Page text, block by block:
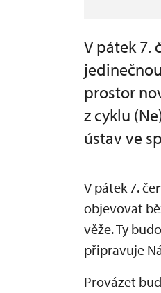
V pátek 7.
prostor
z cyklu
ústav ve
V pátek 7.
objevovat
věže. Ty
připravuje
Provázet